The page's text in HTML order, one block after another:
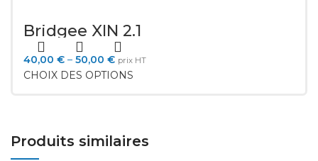
Bridgee XIN 2.1
40,00 € – 50,00 € prix HT
CHOIX DES OPTIONS
Produits similaires